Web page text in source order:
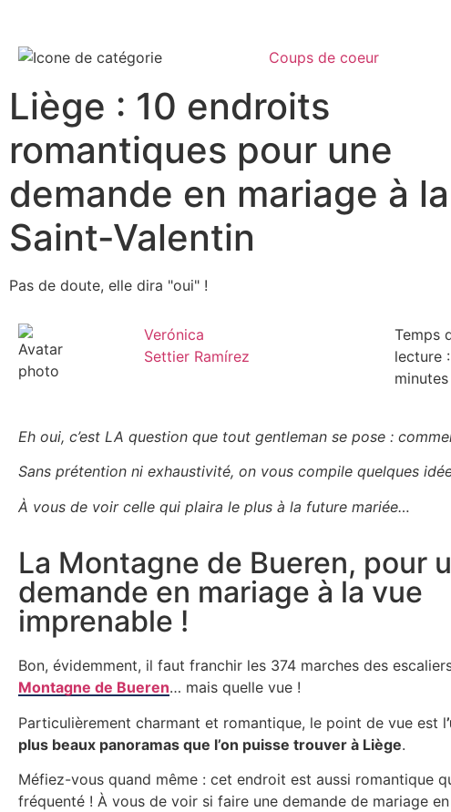
Coups de coeur
Liège : 10 endroits
romantiques pour une
demande en mariage à la
Saint-Valentin
Pas de doute, elle dira "oui" !
Verónica
Settier Ramírez
Temps
lecture :
minutes
Eh oui, c’est LA question que tout gentleman se pose :
Sans prétention ni exhaustivité, on vous compile quelques
À vous de voir celle qui plaira le plus à la future mariée…
La Montagne de Bueren, pour
demande en mariage à la vue
imprenable !
Bon, évidemment, il faut franchir les 374 marches des
Montagne de Bueren… mais quelle vue !
Particulièrement charmant et romantique, le point de vue est l
plus beaux panoramas que l’on puisse trouver à Liège.
Méfiez-vous quand même : cet endroit est aussi romantique
fréquenté ! À vous de voir si faire une demande de mariage